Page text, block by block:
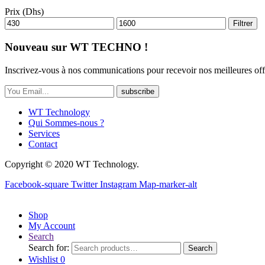
Prix (Dhs)
Filtrer
Nouveau sur WT TECHNO !
Inscrivez-vous à nos communications pour recevoir nos meilleures
subscribe
WT Technology
Qui Sommes-nous ?
Services
Contact
Copyright © 2020 WT Technology.
Facebook-square Twitter Instagram Map-marker-alt
Shop
My Account
Search
Search for:
Search
Wishlist 0